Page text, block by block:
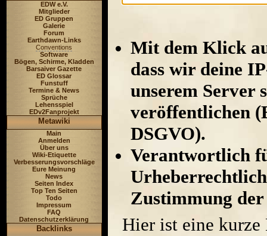
EDW e.V.
Mitglieder
ED Gruppen
Galerie
Forum
Earthdawn-Links
Conventions
Software
Bögen, Schirme, Kladden
Barsaiver Gazette
ED Glossar
Funstuff
Termine & News
Sprüche
Lehensspiel
EDv2Fanprojekt
Metawiki
Main
Anmelden
Über uns
Wiki-Etiquette
Verbesserungsvorschläge
Eure Meinung
News
Seiten Index
Top Ten Seiten
Todo
Impressum
FAQ
Datenschutzerklärung
Backlinks
Mit dem Klick
dass wir deine
unserem Server
veröffentlichen
DSGVO).
Verantwortlich
Zustimmung
Hier ist eine